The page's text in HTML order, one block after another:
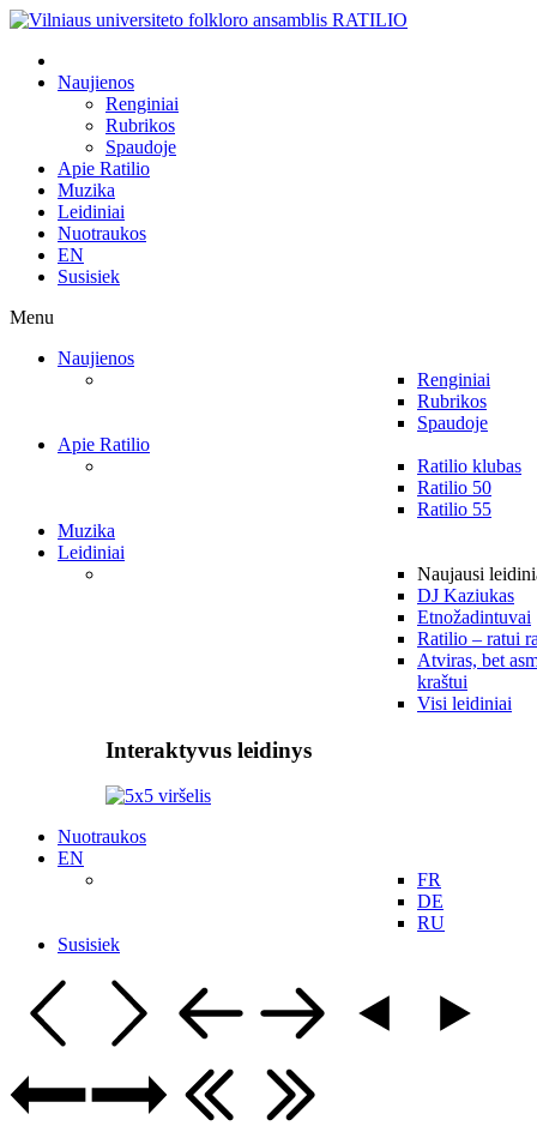
Naujienos
Renginiai
Rubrikos
Spaudoje
Apie Ratilio
Muzika
Leidiniai
Nuotraukos
EN
Susisiek
Menu
Naujienos
Renginiai
Rubrikos
Spaudoje
Apie Ratilio
Ratilio klubas
Ratilio 50
Ratilio 55
Muzika
Leidiniai
Naujausi
DJ Kaziukas
Etnožadintuvai
Ratilio – ratui
Atviras, bet
kraštui
Visi leidiniai
Interaktyvus leidinys
Nuotraukos
EN
FR
DE
RU
Susisiek